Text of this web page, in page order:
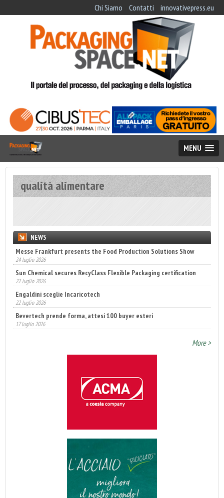
Chi Siamo Contatti innovativepress.eu
MENU
qualità alimentare
NEWS
Messe Frankfurt presents the Food Production Solutions Show
24 luglio 2026
Sun Chemical secures RecyClass Flexible Packaging certification
22 luglio 2026
Engaldini sceglie Incaricotech
22 luglio 2026
Bevertech prende forma, attesi 100 buyer esteri
17 luglio 2026
Annunciati i finalisti dei Diamonds Awards 2026 di FTA Europe
14 luglio 2026
More >